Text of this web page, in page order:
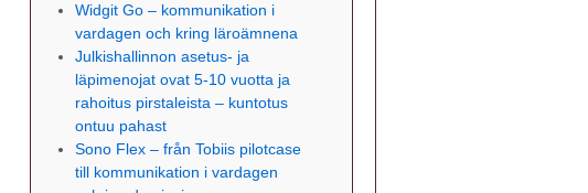
Widgit Go – kommunikation i
vardagen och kring läroämnena
Julkishallinnon asetus- ja
läpimenojat ovat 5-10 vuotta ja
rahoitus pirstaleista – kuntotus
ontuu pahast
Sono Flex – från Tobiis pilotcase
till kommunikation i vardagen